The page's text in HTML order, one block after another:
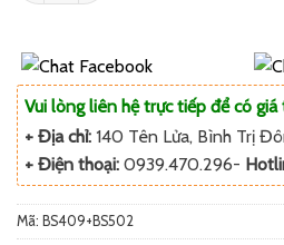
Vui lòng liên hệ trực tiếp để có
+ Địa chỉ: 140 Tên Lửa, Bình Trị
+ Điện thoại: 0939.470.296-
Mã: BS409+BS502